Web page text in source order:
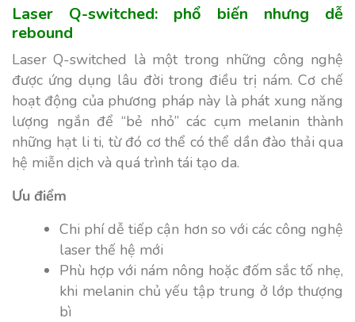
Laser Q-switched: phổ biến nhưng dễ
rebound
Laser Q-switched là một trong những công nghệ
được ứng dụng lâu đời trong điều trị nám. Cơ chế
hoạt động của phương pháp này là phát xung năng
lượng ngắn để “bẻ nhỏ” các cụm melanin thành
những hạt li ti, từ đó cơ thể có thể dần đào thải qua
hệ miễn dịch và quá trình tái tạo da.
Ưu điểm
Chi phí dễ tiếp cận hơn so với các công nghệ
laser thế hệ mới
Phù hợp với nám nông hoặc đốm sắc tố nhẹ,
khi melanin chủ yếu tập trung ở lớp thượng
bì